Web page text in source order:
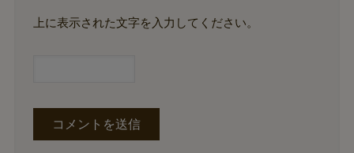
上に表示された文字を入力してください。